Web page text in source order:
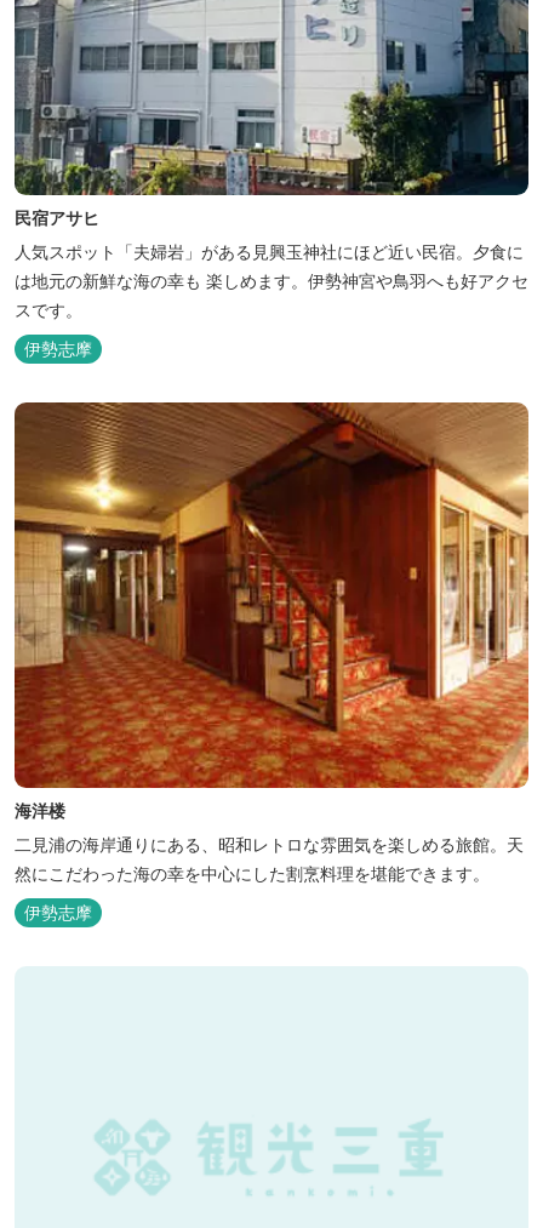
民宿アサヒ
人気スポット「夫婦岩」がある見興玉神社にほど近い民宿。夕食に
は地元の新鮮な海の幸も 楽しめます。伊勢神宮や鳥羽へも好アクセ
スです。
伊勢志摩
海洋楼
二見浦の海岸通りにある、昭和レトロな雰囲気を楽しめる旅館。天
然にこだわった海の幸を中心にした割烹料理を堪能できます。
伊勢志摩